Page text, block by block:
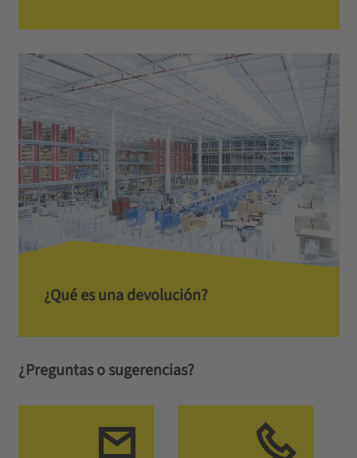
¿Qué es una devolución?
¿Preguntas o sugerencias?